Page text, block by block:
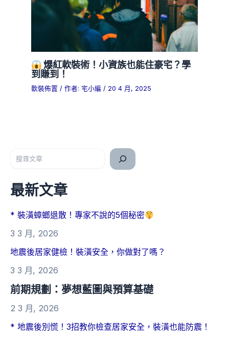
爆紅軟裝術！小資族也能住豪宅？學
到賺到！
軟裝佈置 / 作者: 宅小編/ 20 4 月, 2025
最新文章
* 裝潢蟑螂退散！專家不說的5個秘密
3 3 月, 2026
地震後居家健檢！裝潢安全，你做對了嗎？
3 3 月, 2026
前期規劃：夢想藍圖與預算基礎
2 3 月, 2026
* 地震後別慌！3招教你檢查居家安全，裝潢也能防震！